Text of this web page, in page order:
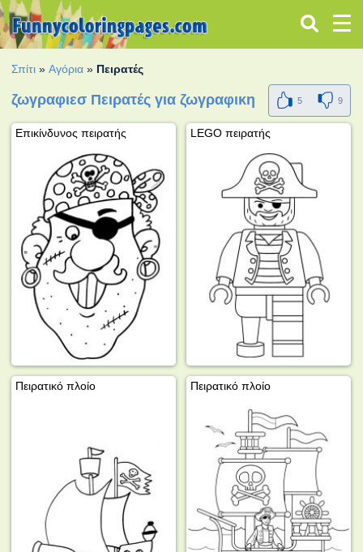
Σπίτι »Αγόρια » Πειρατές
ζωγραφιεσ Πειρατές για ζωγραφικη 5 9
Επικίνδυνος πειρατής LEGO πειρατής
Πειρατικό πλοίο Πειρατικό πλοίο